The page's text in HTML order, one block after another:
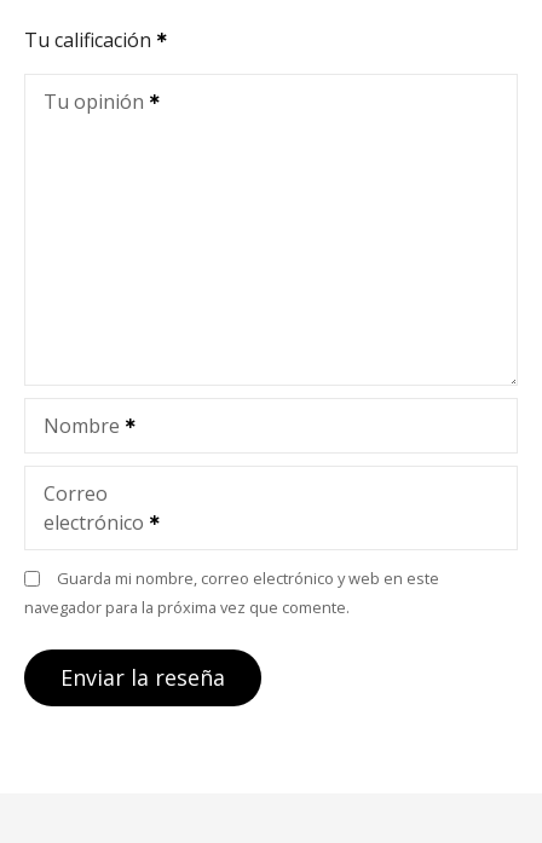
Tu calificación
Tu opinión
Nombre
Correo
electrónico
Guarda mi nombre, correo electrónico y web en este
navegador para la próxima vez que comente.